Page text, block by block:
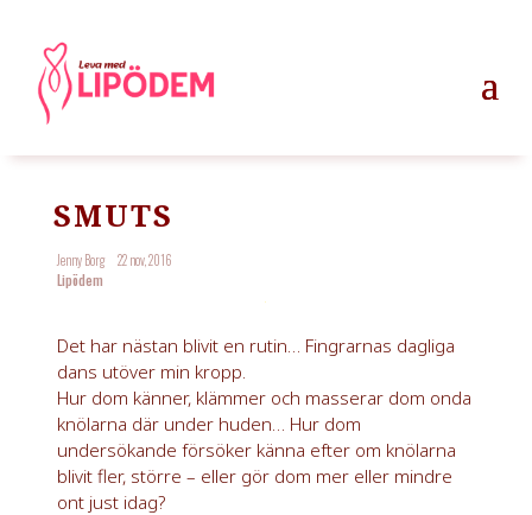
SMUTS
Jenny Borg
22 nov, 2016
Lipödem
Det har nästan blivit en rutin… Fingrarnas dagliga
dans utöver min kropp.
Hur dom känner, klämmer och masserar dom onda
knölarna där under huden… Hur dom
undersökande försöker känna efter om knölarna
blivit fler, större – eller gör dom mer eller mindre
ont just idag?